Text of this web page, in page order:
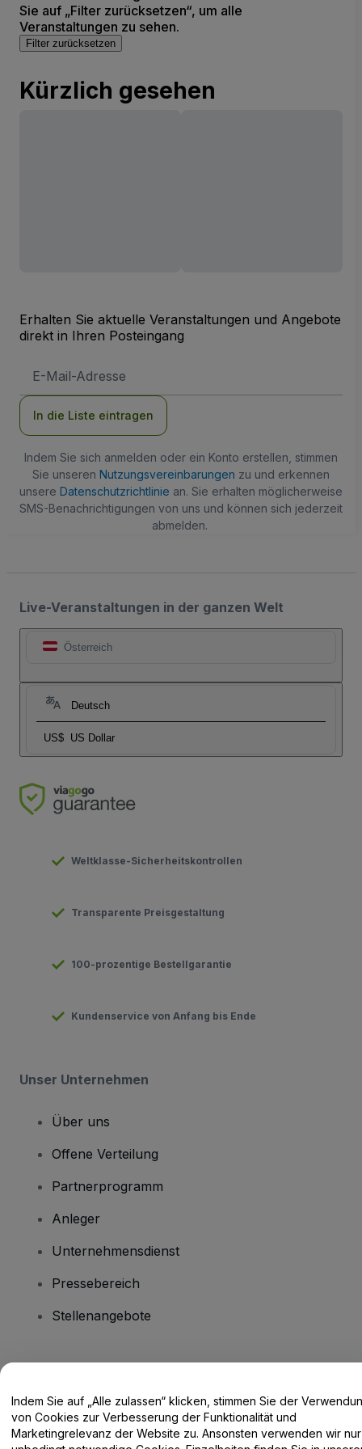
Sie auf „Filter zurücksetzen“, um alle
Veranstaltungen zu sehen.
Filter zurücksetzen
Kürzlich gesehen
Erhalten Sie aktuelle Veranstaltungen und Angebote
direkt in Ihren Posteingang
Mail-
In die Liste eintragen
Indem Sie sich anmelden oder ein Konto erstellen, stimmen
Sie unseren Nutzungsvereinbarungen zu und erkennen
unsere Datenschutzrichtlinie an. Sie erhalten möglicherweise
SMS-Benachrichtigungen von uns und können sich jederzeit
abmelden.
Live-Veranstaltungen in der ganzen Welt
Österreich
Deutsch
US$ US Dollar
Weltklasse-Sicherheitskontrollen
Transparente Preisgestaltung
100-prozentige Bestellgarantie
Kundenservice von Anfang bis Ende
Unser Unternehmen
Über uns
Offene Verteilung
Partnerprogramm
Anleger
Unternehmensdienst
Pressebereich
Stellenangebote
Hilfe-Center / Kontakt
Indem Sie auf „Alle zulassen“ klicken, stimmen Sie der
von Cookies zur Verbesserung der Funktionalität und
Marketingrelevanz der Website zu. Ansonsten verwenden wir nur